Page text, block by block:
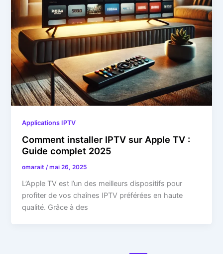
Applications IPTV
Comment installer IPTV sur Apple TV :
Guide complet 2025
omarait/mai 26, 2025
L’Apple TV est l’un des meilleurs dispositifs pour
profiter de vos chaînes IPTV préférées en haute
qualité. Grâce à des